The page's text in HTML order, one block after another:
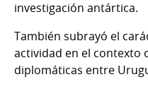
investigación antártica.
También subrayó el
actividad en el contexto
diplomáticas entre